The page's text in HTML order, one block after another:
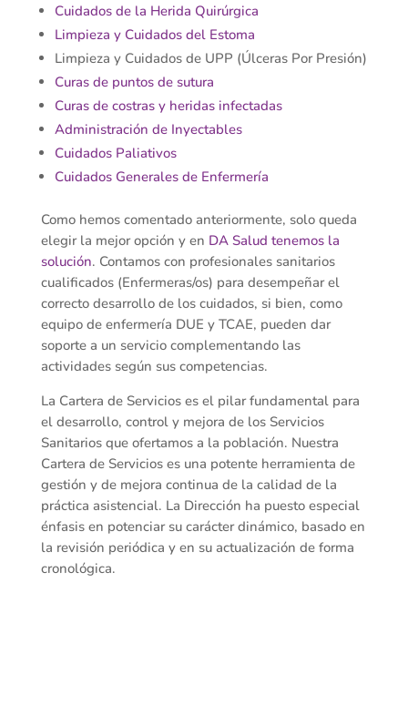
Cuidados de la Herida Quirúrgica
Limpieza y Cuidados del Estoma
Limpieza y Cuidados de UPP (Úlceras Por Presión)
Curas de puntos de sutura
Curas de costras y heridas infectadas
Administración de Inyectables
Cuidados Paliativos
Cuidados Generales de Enfermería
Como hemos comentado anteriormente, solo queda
elegir la mejor opción y en DA Salud tenemos la
solución. Contamos con profesionales sanitarios
cualificados (Enfermeras/os) para desempeñar el
correcto desarrollo de los cuidados, si bien, como
equipo de enfermería DUE y TCAE, pueden dar
soporte a un servicio complementando las
actividades según sus competencias.
La Cartera de Servicios es el pilar fundamental para
el desarrollo, control y mejora de los Servicios
Sanitarios que ofertamos a la población. Nuestra
Cartera de Servicios es una potente herramienta de
gestión y de mejora continua de la calidad de la
práctica asistencial. La Dirección ha puesto especial
énfasis en potenciar su carácter dinámico, basado en
la revisión periódica y en su actualización de forma
cronológica.